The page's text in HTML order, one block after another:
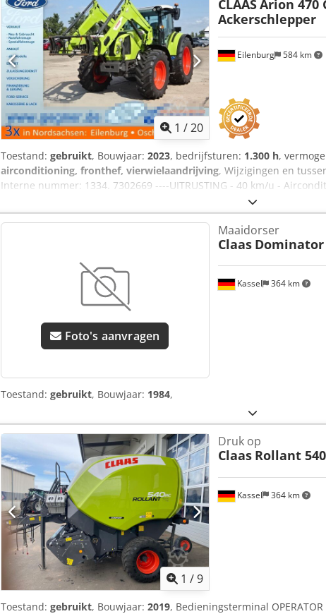
1 /20
Eilenburg 584 km
CLAASArion 470
Ackerschlepper
Toestand: gebruikt, Bouwjaar: 2023, bedrijfsturen: 1.300 h,
airconditioning, fronthef, vierwielaandrijving, Wijzigingen en
Interne nummer: 1334. 7302669 ----UITRUSTING - 40 km/u -
Achterhef - Handmatige toplink - 2-circuit persluchtremmen -
regelventiel achter Dodswxrzkspfx Ak Ajck - Trekhaak met oog en
- Frontlader Claas FL 120C (bouwjaar 2022 / hefvermogen 1.825
onverzorgd aangeboden! Landelijke levering tegen meerprijs
verkoop voorbehouden. Wij nemen graag uw voertuig in ruil.
aanbetaling! Heeft u nog vragen? Wij adviseren u graag!
Foto's aanvragen
Kassel 364 km
Maaidorser
Claas Dominator
Toestand: gebruikt, Bouwjaar: 1984,
1 /9
Kassel 364 km
Druk op
Claas Rollant
Toestand: gebruikt, Bouwjaar: 2019, Bedieningsterminal